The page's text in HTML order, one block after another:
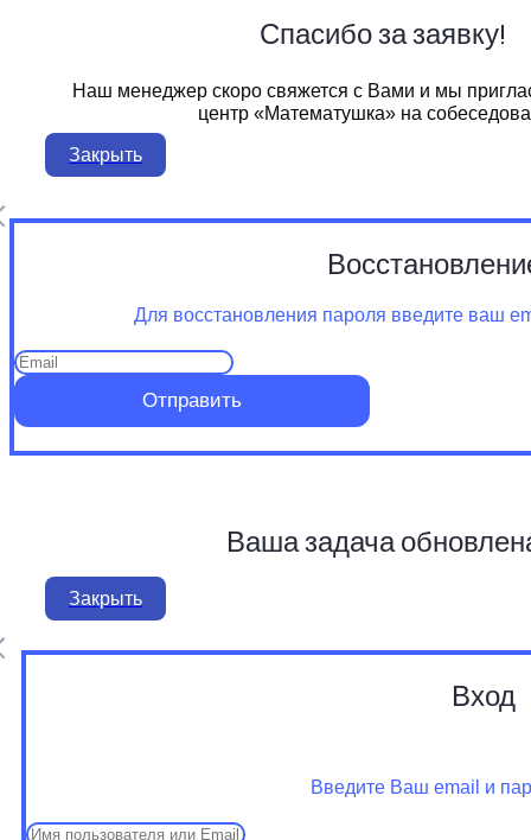
Спасибо за заявку!
Наш менеджер скоро свяжется с Вами и мы
центр «Математушка» на
Закрыть
Для восстановления пароля введите ваш
Отправить
Ваша задача
Закрыть
Вход
Введите Ваш email и